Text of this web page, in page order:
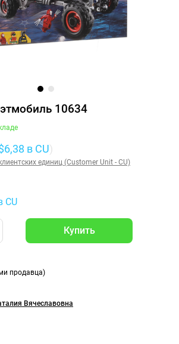
10634
в CU)
единиц (Customer Unit - CU)
CU
продавца)
Вячеславовна